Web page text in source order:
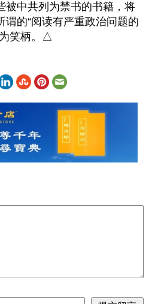
被中共列为禁书的书籍，将
谓的“阅读有严重政治问题的